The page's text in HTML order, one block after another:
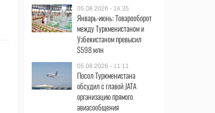
05.08.2026 - 14:35
Январь-июнь: Товарооборот
между Туркменистаном и
Узбекистаном превысил
$598 млн
05.08.2026 - 11:11
Посол Туркменистана
обсудил с главой JATA
организацию прямого
авиасообщения